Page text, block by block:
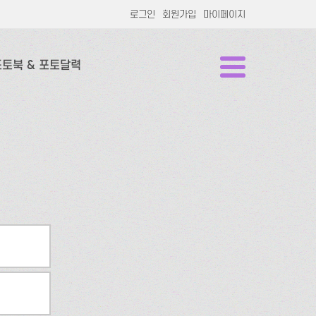
로그인 회원가입 마이페이지
북 & 포토달력